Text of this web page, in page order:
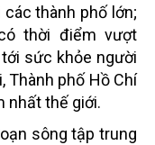
thành phố lớn;
thời điểm vượt
sức khỏe người
Thành phố Hồ Chí
nhất thế giới.
sông tập trung